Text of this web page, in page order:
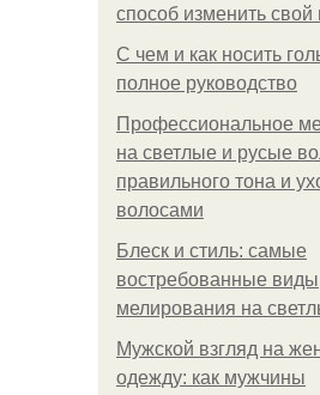
способ изменить
С чем и как носить
полное руководство
Профессиональное
на светлые и русые
правильного тона и
волосами
Блеск и стиль: самые
востребованные виды
мелирования на
Мужской взгляд на
одежду: как мужчины